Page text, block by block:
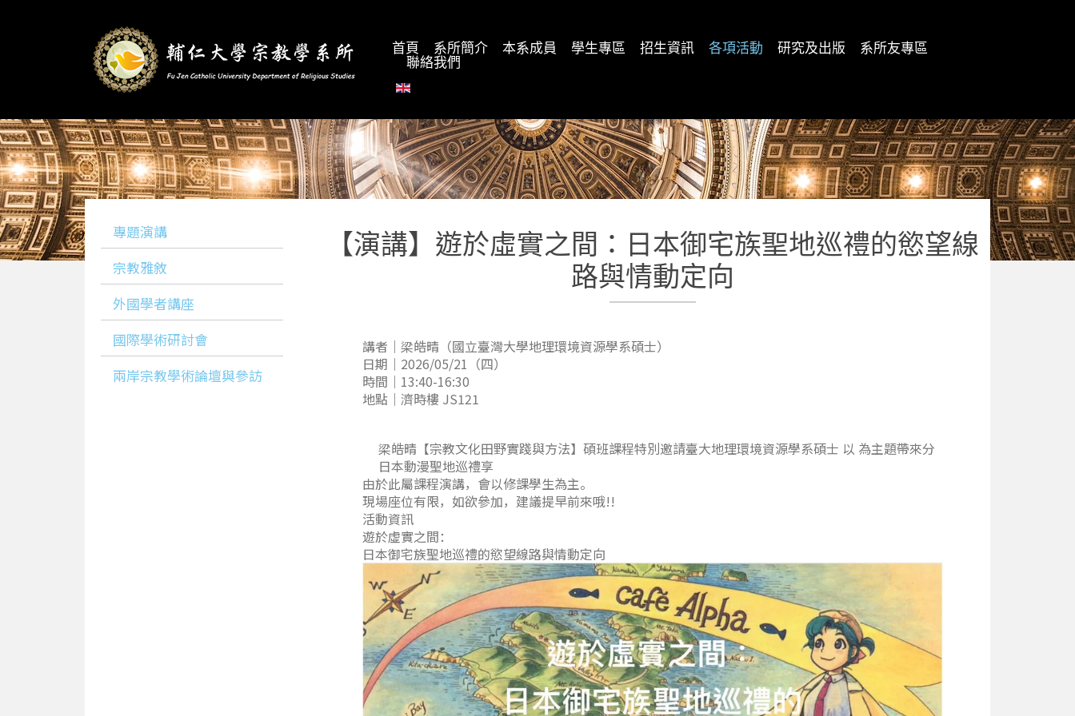
首頁 系所簡介 本系成員 學生專區 招生資訊 各項活動 研究及出版
系所友專區
聯絡我們
專題演講
宗教雅敘
外國學者講座
國際學術研討會
兩岸宗教學術論壇與參訪
【演講】遊於虛實之間：日本御宅族聖地巡禮的慾望線
路與情動定向
講者｜梁皓晴（國立臺灣大學地理環境資源學系碩士）
日期｜2026/05/21（四）
時間｜13:40-16:30
地點｜濟時樓 JS121
【宗教文化田野實踐與方法】碩班課程特別邀請臺大地理環境資源學系碩士
梁皓晴
以
日本動漫聖地巡禮
為主題帶來分
享
由於此屬課程演講，會以修課學生為主。
現場座位有限，如欲參加，建議提早前來哦!!
活動資訊
遊於虛實之間：
日本御宅族聖地巡禮的慾望線路與情動定向